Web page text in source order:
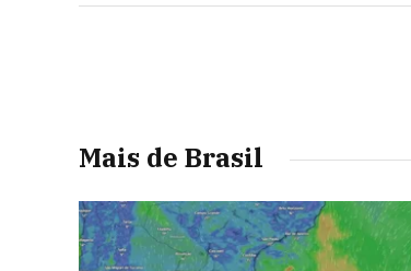
Mais de Brasil